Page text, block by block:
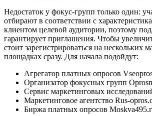
Недостаток у фокус-групп только один:
отбирают в соответствии с
клиентом целевой аудитории, поэтому
гарантирует приглашения. Чтобы
стоит зарегистрироваться на нескольких
площадках сразу. Для начала подойдут:
Агрегатор платных опросов
Организатор фокусных групп
Сервис маркетинговых
Маркетинговое агентство Rus-
Биржа платных опросов